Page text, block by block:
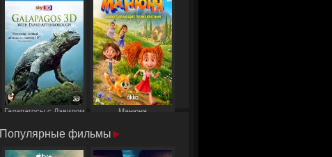
Галапагосы с Дэвидом
Манюня
Популярные фильмы